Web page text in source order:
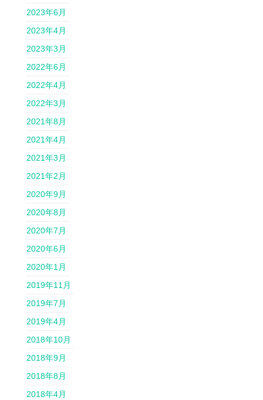
2023年6月
2023年4月
2023年3月
2022年6月
2022年4月
2022年3月
2021年8月
2021年4月
2021年3月
2021年2月
2020年9月
2020年8月
2020年7月
2020年6月
2020年1月
2019年11月
2019年7月
2019年4月
2018年10月
2018年9月
2018年8月
2018年4月